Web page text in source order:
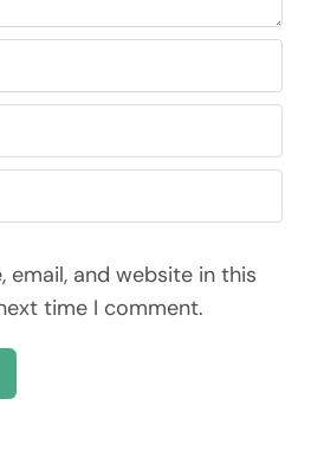
email, and website in this
time I comment.